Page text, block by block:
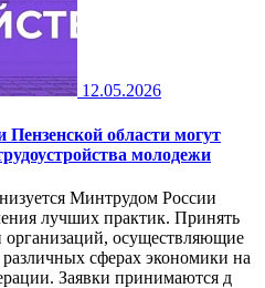
12.05.2026
области могут
молодежи
Минтрудом России
лучших практик. Принять
организаций, осуществляющие
сферах экономики на
Заявки принимаются д